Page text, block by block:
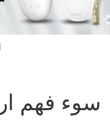
4 سوء فهم